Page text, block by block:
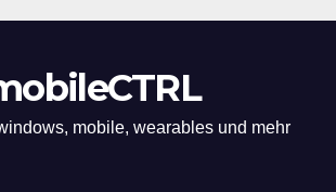
mobile, wearables und mehr